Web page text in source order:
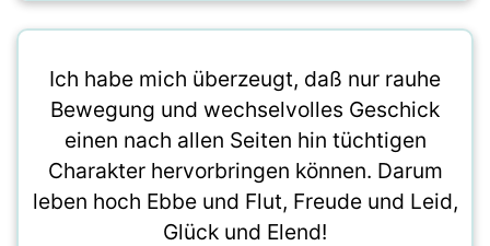
Ich habe mich überzeugt, daß nur rauhe
Bewegung und wechselvolles Geschick
einen nach allen Seiten hin tüchtigen
Charakter hervorbringen können. Darum
leben hoch Ebbe und Flut, Freude und Leid,
Glück und Elend!